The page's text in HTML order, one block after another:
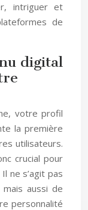
intriguer et
de
digital
votre profil
la première
utilisateurs.
crucial pour
ne s’agit pas
aussi de
personnalité